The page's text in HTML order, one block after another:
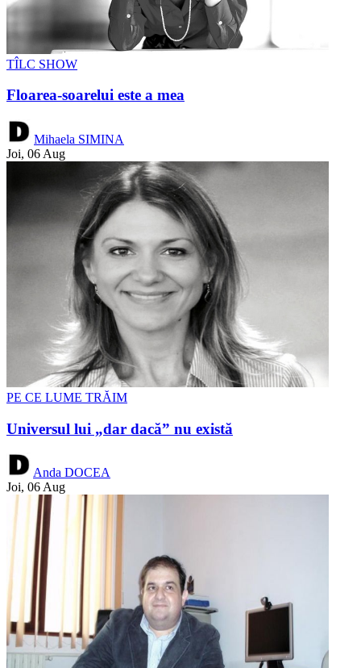
TÎLC SHOW
Floarea-soarelui este a mea
Mihaela SIMINA
Joi, 06 Aug
PE CE LUME TRĂIM
Universul lui „dar dacă” nu există
Anda DOCEA
Joi, 06 Aug